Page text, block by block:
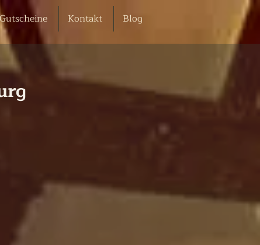
Gutscheine Kontakt Blog